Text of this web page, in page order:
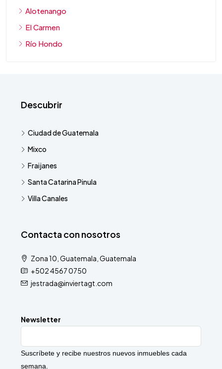
Alotenango
El Carmen
Río Hondo
Descubrir
Ciudad de Guatemala
Mixco
Fraijanes
Santa Catarina Pinula
Villa Canales
Contacta con nosotros
Zona 10, Guatemala, Guatemala
+502 4567 0750
jestrada@inviertagt.com
Newsletter
Suscríbete y recibe nuestros nuevos inmuebles cada
semana.